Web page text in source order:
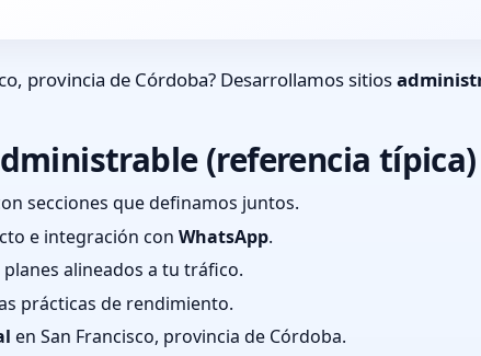
provincia de Córdoba? Desarrollamos sitios
(referencia típica)
secciones que definamos juntos.
e integración con WhatsApp.
alineados a tu tráfico.
prácticas de rendimiento.
en San Francisco, provincia de Córdoba.